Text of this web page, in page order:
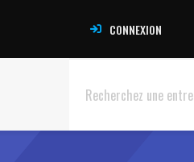
CONNEXION